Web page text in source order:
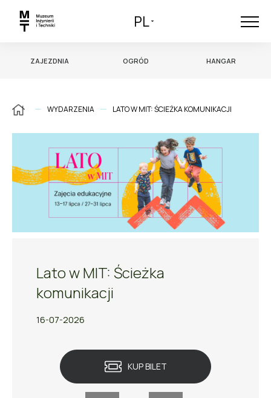
PL
ZAJEZDNIA OGRÓD HANGAR
WYDARZENIA LATO W MIT: ŚCIEŻKA KOMUNIKACJI
Lato w MIT: Ścieżka
komunikacji
16-07-2026
KUP BILET